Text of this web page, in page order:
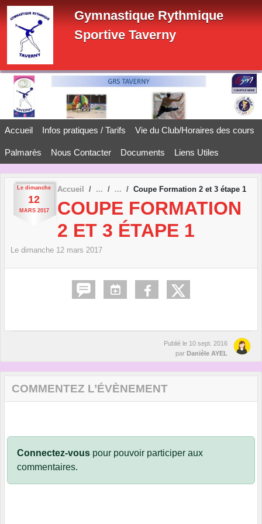
Gymnastique Rythmique
Sportive Taverny
Accueil Infos pratiques / Tarifs Vie du Club/Horaires des cours
Palmarès Nous Contacter Documents Liens Utiles
Le dimanche
12
MARS 2017
Accueil Coupe Formation 2 et 3 étape 1
COUPE FORMATION
2 ET 3 ÉTAPE 1
Le dimanche 12 mars 2017
Publié le 10 sept. 2016
par Danièle AYEL
COMMENTEZ L’ÉVÈNEMENT
Connectez-vous pour pouvoir participer aux
commentaires.
Panneau de gestion des cookies